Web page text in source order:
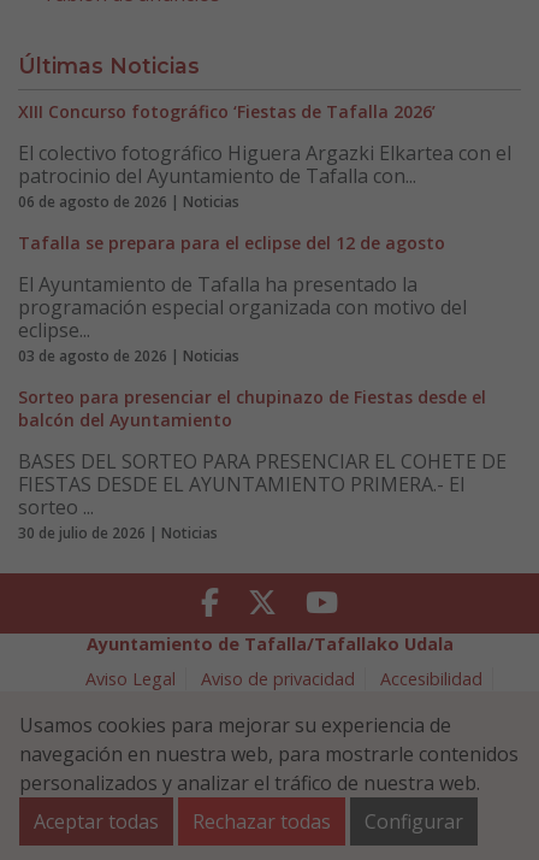
Últimas Noticias
XIII Concurso fotográfico ‘Fiestas de Tafalla 2026’
El colectivo fotográfico Higuera Argazki Elkartea con el
patrocinio del Ayuntamiento de Tafalla con...
06 de agosto de 2026 | Noticias
Tafalla se prepara para el eclipse del 12 de agosto
El Ayuntamiento de Tafalla ha presentado la
programación especial organizada con motivo del
eclipse...
03 de agosto de 2026 | Noticias
Sorteo para presenciar el chupinazo de Fiestas desde el
balcón del Ayuntamiento
BASES DEL SORTEO PARA PRESENCIAR EL COHETE DE
FIESTAS DESDE EL AYUNTAMIENTO PRIMERA.- El
sorteo ...
30 de julio de 2026 | Noticias
Facebook Twitter Youtube
Ayuntamiento de Tafalla/Tafallako Udala
Aviso Legal
Aviso de privacidad
Accesibilidad
Política de Seguridad de la Información
Plaza Navarra 5 - 31300 Tafalla (NAVARRA)
948 70 18 11
ayuntamiento@tafalla.es
Usamos cookies para mejorar su experiencia de
navegación en nuestra web, para mostrarle contenidos
personalizados y analizar el tráfico de nuestra web.
Aceptar todas
Rechazar todas Configurar